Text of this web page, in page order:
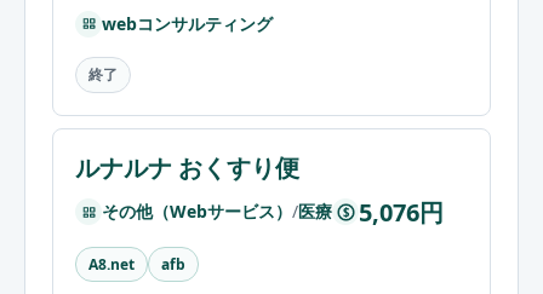
webコンサルティング
終了
ルナルナ おくすり便
その他（Webサービス） /医療 $ 5,076円
A8.net afb